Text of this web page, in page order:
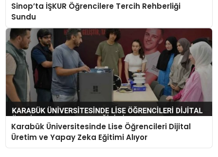
Sinop’ta İŞKUR Öğrencilere Tercih Rehberliği
Sundu
Karabük Üniversitesinde Lise Öğrencileri Dijital
Üretim ve Yapay Zeka Eğitimi Alıyor